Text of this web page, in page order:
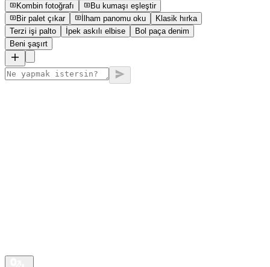
Kombin fotoğrafı
Bu kumaşı eşleştir
Bir palet çıkar
İlham panomu oku
Klasik hırka
Terzi işi palto
İpek askılı elbise
Bol paça denim
Beni şaşırt